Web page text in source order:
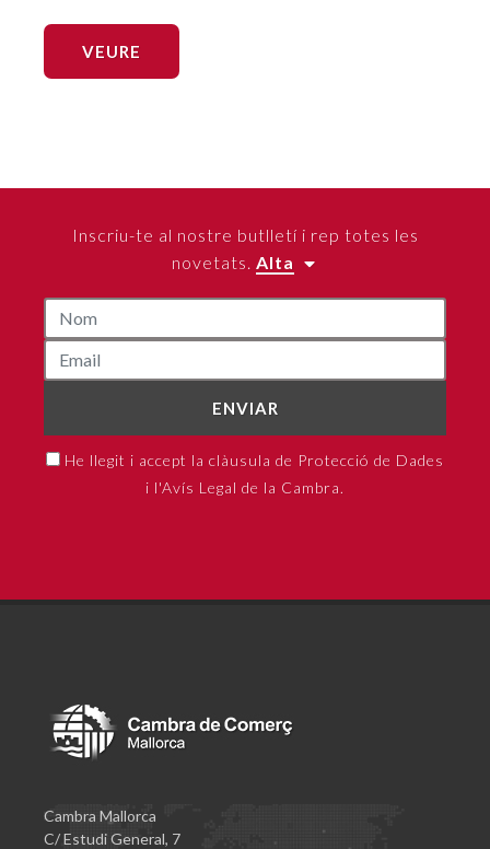
VEURE
Inscriu-te al nostre butlletí i rep totes les
novetats. Alta
ENVIAR
He llegit i accept la clàusula de Protecció de Dades
i l'Avís Legal de la Cambra.
Cambra Mallorca
C/ Estudi General, 7